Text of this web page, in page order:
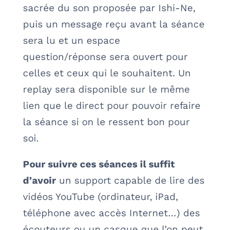
sacrée du son proposée par Ishi-Ne,
puis un message reçu avant la séance
sera lu et un espace
question/réponse sera ouvert pour
celles et ceux qui le souhaitent. Un
replay sera disponible sur le même
lien que le direct pour pouvoir refaire
la séance si on le ressent bon pour
soi.
Pour suivre ces séances il suffit
d’avoirun support capable de lire des
vidéos YouTube (ordinateur, iPad,
téléphone avec accès Internet…) des